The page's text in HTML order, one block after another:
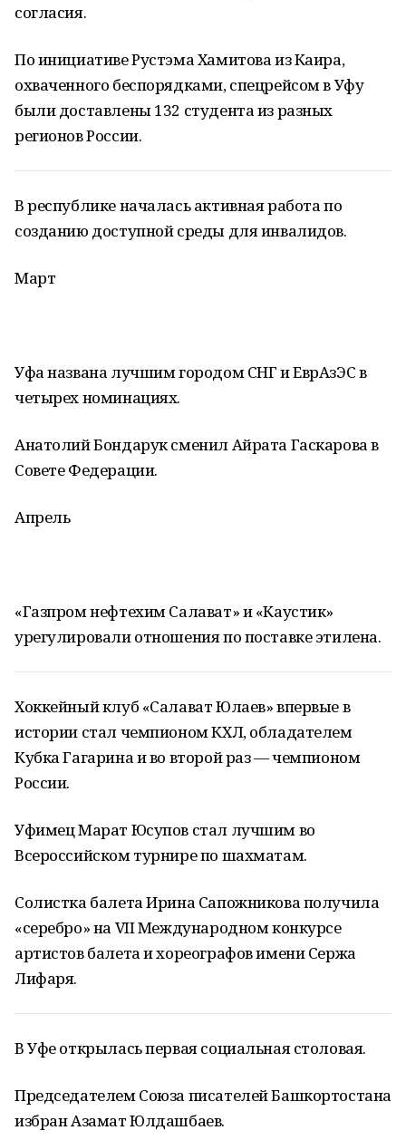
согласия.
По инициативе Рустэма Хамитова из Каира,
охваченного беспорядками, спецрейсом в Уфу
были доставлены 132 студента из разных
регионов России.
В республике началась активная работа по
созданию доступной среды для инвалидов.
Март
Уфа названа лучшим городом СНГ и ЕврАзЭС в
четырех номинациях.
Анатолий Бондарук сменил Айрата Гаскарова в
Совете Федерации.
Апрель
«Газпром нефтехим Салават» и «Каустик»
урегулировали отношения по поставке этилена.
Хоккейный клуб «Салават Юлаев» впервые в
истории стал чемпионом КХЛ, обладателем
Кубка Гагарина и во второй раз — чемпионом
России.
Уфимец Марат Юсупов стал лучшим во
Всероссийском турнире по шахматам.
Солистка балета Ирина Сапожникова получила
«серебро» на VII Международном конкурсе
артистов балета и хореографов имени Сержа
Лифаря.
В Уфе открылась первая социальная столовая.
Председателем Союза писателей Башкортостана
избран Азамат Юлдашбаев.